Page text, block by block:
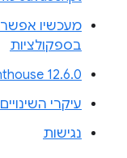
מעכשיו
בספקולציות
12.6.0
עיקרי השינויים
נגישות